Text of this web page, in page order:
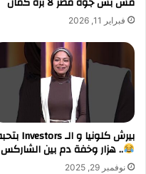
فبراير 11, 2026
بيرش كلونيا و الـ Investors بتحبه
.. هزار وخفة دم بين الشاركس
نوفمبر 29, 2025